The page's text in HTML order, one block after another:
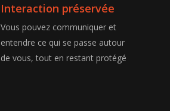
Interaction préservée
Vous pouvez communiquer et
entendre ce qui se passe autour
de vous, tout en restant protégé